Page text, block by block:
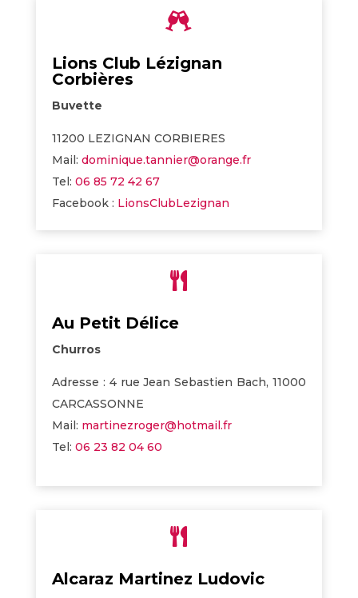

Lions Club Lézignan
Corbières
Buvette
11200 LEZIGNAN CORBIERES
Mail: dominique.tannier@orange.fr
Tel: 06 85 72 42 67
Facebook : LionsClubLezignan

Au Petit Délice
Churros
Adresse : 4 rue Jean Sebastien Bach, 11000
CARCASSONNE
Mail: martinezroger@hotmail.fr
Tel: 06 23 82 04 60

Alcaraz Martinez Ludovic